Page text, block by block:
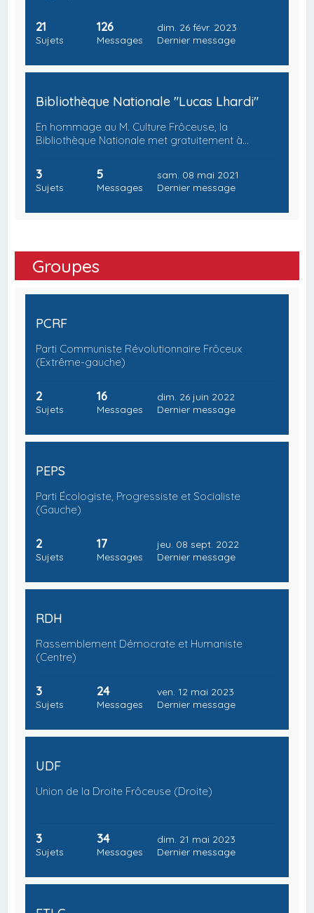
21
Sujets
126
Messages
dim. 26 févr. 2023
Dernier message
Bibliothèque Nationale "Lucas Lhardi"
En hommage au M. Culture Frôceuse, la
Bibliothèque Nationale met gratuitement à…
3
Sujets
5
Messages
sam. 08 mai 2021
Dernier message
Groupes
PCRF
Parti Communiste Révolutionnaire Frôceux
(Extrême-gauche)
2
Sujets
16
Messages
dim. 26 juin 2022
Dernier message
PEPS
Parti Écologiste, Progressiste et Socialiste
(Gauche)
2
Sujets
17
Messages
jeu. 08 sept. 2022
Dernier message
RDH
Rassemblement Démocrate et Humaniste
(Centre)
3
Sujets
24
Messages
ven. 12 mai 2023
Dernier message
UDF
Union de la Droite Frôceuse (Droite)
3
Sujets
34
Messages
dim. 21 mai 2023
Dernier message